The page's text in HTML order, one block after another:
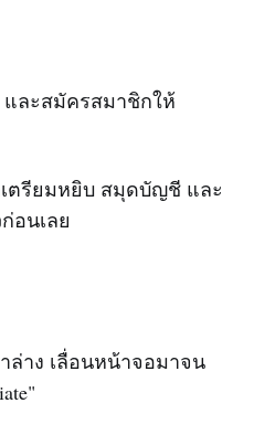
และสมัครสมาชิกให้
ตรียมหยิบ สมุดบัญชี และ
อนเลย
ล่าง เลื่อนหน้าจอมาจน